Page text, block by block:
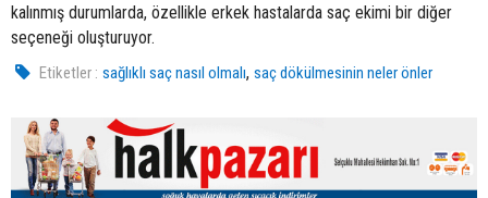
kalınmış durumlarda, özellikle erkek hastalarda saç ekimi bir diğer
seçeneği oluşturuyor.
Etiketler : sağlıklı saç nasıl olmalı,saç dökülmesinin neler önler